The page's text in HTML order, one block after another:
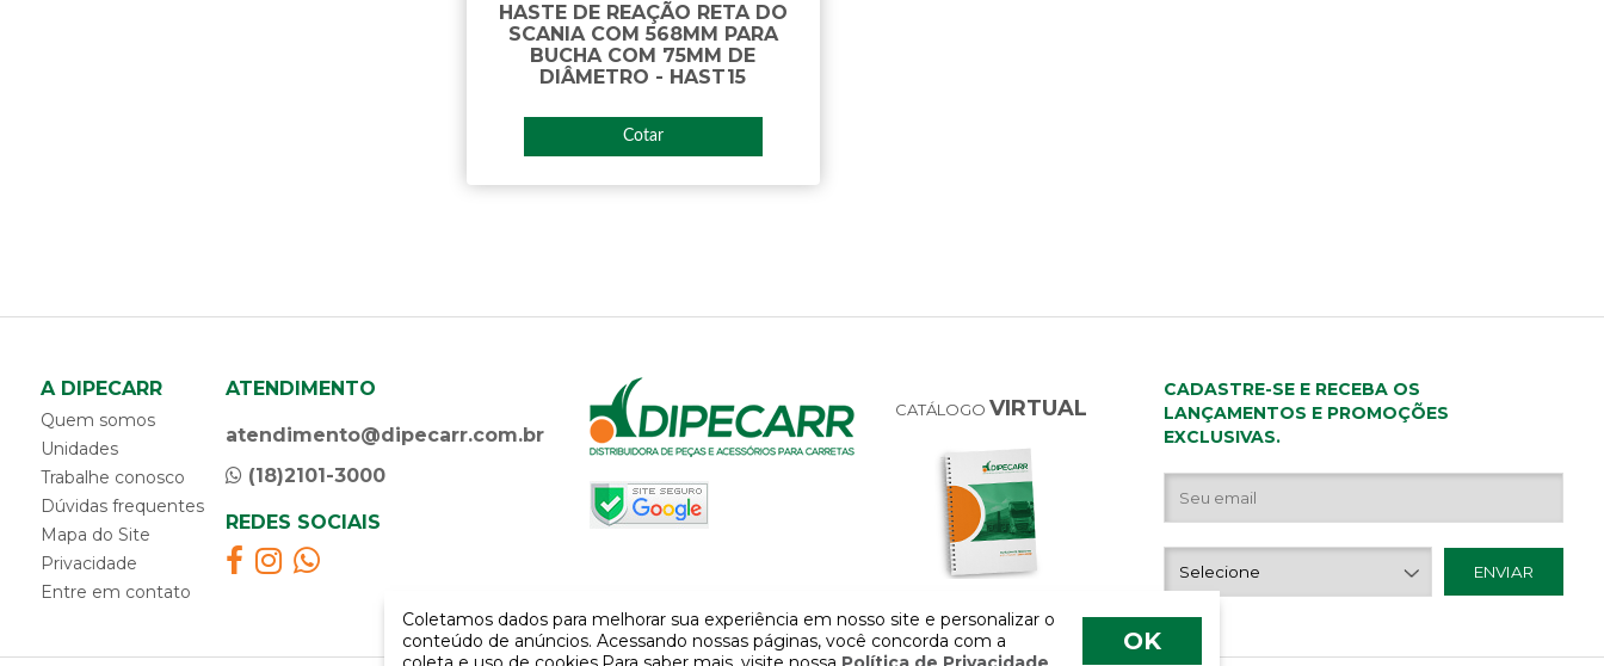
flange do pino rei
G
grampo de cavalo
grampo do modejo modelo d
grampo do molejo modelo c
grampo do molejo modelo ca
grampo do molejo modelo da
grampo do suspensor modelo c
grampo do suspensor modelo d
HASTE DE REAÇÃO RETA DO
SCANIA COM 568MM PARA
BUCHA COM 75MM DE
DIÂMETRO - HAST15
Cotar
A DIPECARR
Quem somos
Unidades
Trabalhe conosco
Dúvidas frequentes
Mapa do Site
Privacidade
Entre em contato
ATENDIMENTO
atendimento@dipecarr.com.br
(18)2101-3000
REDES SOCIAIS
CATÁLOGO VIRTUAL
CADASTRE-SE E RECEBA OS
LANÇAMENTOS E PROMOÇÕES
EXCLUSIVAS.
Coletamos dados para melhorar sua experiência em nosso site e personalizar o
conteúdo de anúncios. Acessando nossas páginas, você concorda com a
OK